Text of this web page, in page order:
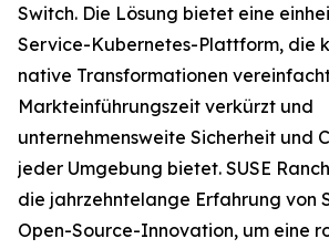
Switch. Die Lösung bietet eine
Service-Kubernetes-Plattform, die
native Transformationen
Markteinführungszeit verkürzt und
unternehmensweite Sicherheit und
jeder Umgebung bietet. SUSE
die jahrzehntelange Erfahrung von
Open-Source-Innovation, um eine